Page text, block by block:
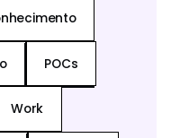
POCs
Work